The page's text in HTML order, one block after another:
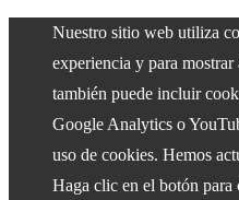
Nuestro sitio web utiliza
experiencia y para
también puede incluir
Google Analytics o
uso de cookies. Hemos
Haga clic en el botón para